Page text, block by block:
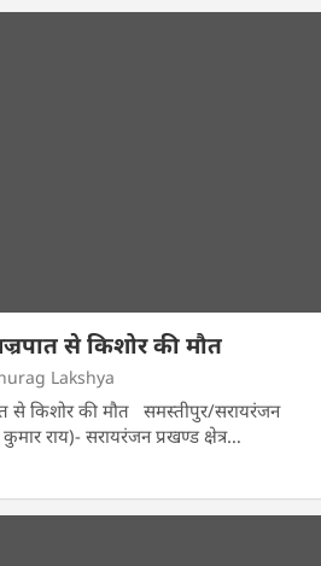
से किशोर की मौत
Lakshya
से किशोर की मौत समस्तीपुर/‌सरायरंजन
राय)- सरायरंजन प्रखण्ड क्षेत्र…